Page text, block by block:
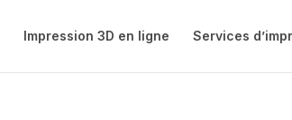
Impression 3D en ligne Services